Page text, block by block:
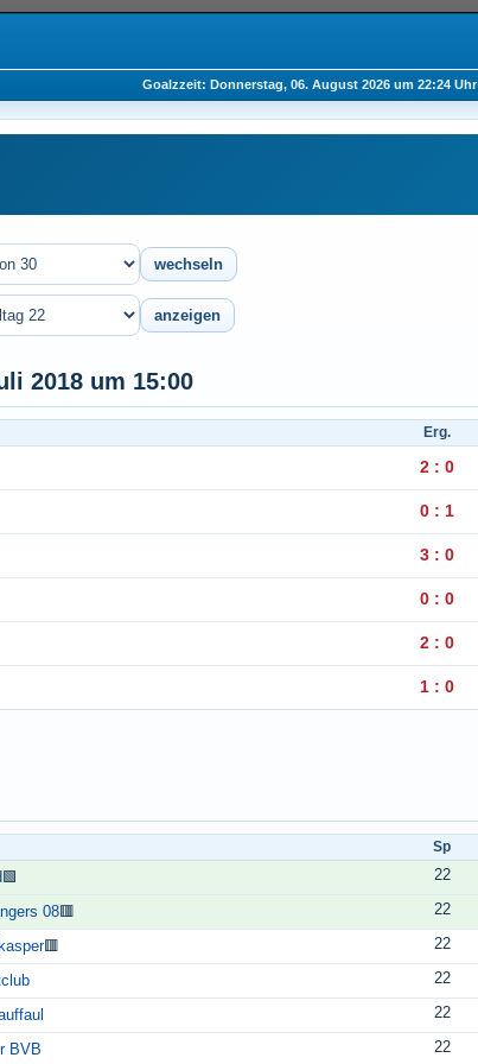
Goalzzeit: Donnerstag, 06. August 2026 um 22:24 Uhr
2018 um 15:00
Erg.
2 : 0
0 : 1
3 : 0
0 : 0
2 : 0
1 : 0
Sp
🟩 22
08🟥 22
🟥 22
22
22
BVB 22